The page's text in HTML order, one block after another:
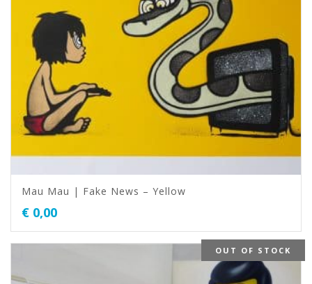
Mau Mau | Fake News – Yellow
€ 0,00
OUT OF STOCK